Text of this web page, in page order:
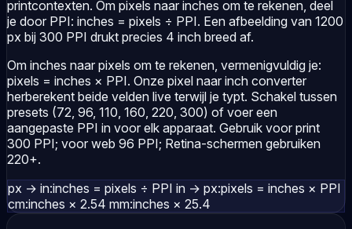
printcontexten. Om pixels naar inches om te rekenen, deel
je door PPI: inches = pixels ÷ PPI. Een afbeelding van 1200
px bij 300 PPI drukt precies 4 inch breed af.
Om inches naar pixels om te rekenen, vermenigvuldig je:
pixels = inches × PPI. Onze pixel naar inch converter
herberekent beide velden live terwijl je typt. Schakel tussen
presets (72, 96, 110, 160, 220, 300) of voer een
aangepaste PPI in voor elk apparaat. Gebruik voor print
300 PPI; voor web 96 PPI; Retina-schermen gebruiken
220+.
px → in:inches = pixels ÷ PPI in → px:pixels = inches × PPI
cm:inches × 2.54 mm:inches × 25.4